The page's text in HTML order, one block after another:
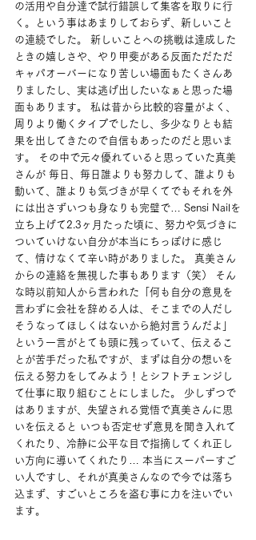
の活用や自分達で試行錯誤して集客を取りに行
く。という事はあまりしておらず、新しいこと
の連続でした。 新しいことへの挑戦は達成した
ときの嬉しさや、やり甲斐がある反面ただただ
キャパオーバーになり苦しい場面もたくさんあ
りましたし、実は逃げ出したいなぁと思った場
面もあります。 私は昔から比較的容量がよく、
周りより働くタイプでしたし、多少なりとも結
果を出してきたので自信もあったのだと思いま
す。 その中で元々優れていると思っていた真美
さんが 毎日、毎日誰よりも努力して、誰よりも
動いて、誰よりも気づきが早くてでもそれを外
には出さずいつも身なりも完璧で… Sensi Nailを
立ち上げて2.3ヶ月たった頃に、努力や気づきに
ついていけない自分が本当にちっぽけに感じ
て、情けなくて辛い時がありました。 真美さん
からの連絡を無視した事もあります（笑） そん
な時以前知人から言われた「何も自分の意見を
言わずに会社を辞める人は、そこまでの人だし
そうなってほしくはないから絶対言うんだよ」
という一言がとても頭に残っていて、伝えるこ
とが苦手だった私ですが、まずは自分の想いを
伝える努力をしてみよう！とシフトチェンジし
て仕事に取り組むことにしました。 少しずつで
はありますが、失望される覚悟で真美さんに思
いを伝えると いつも否定せず意見を聞き入れて
くれたり、冷静に公平な目で指摘してくれ正し
い方向に導いてくれたり… 本当にスーパーすご
い人ですし、それが真美さんなので今では落ち
込まず、すごいところを盗む事に力を注いでい
ます。